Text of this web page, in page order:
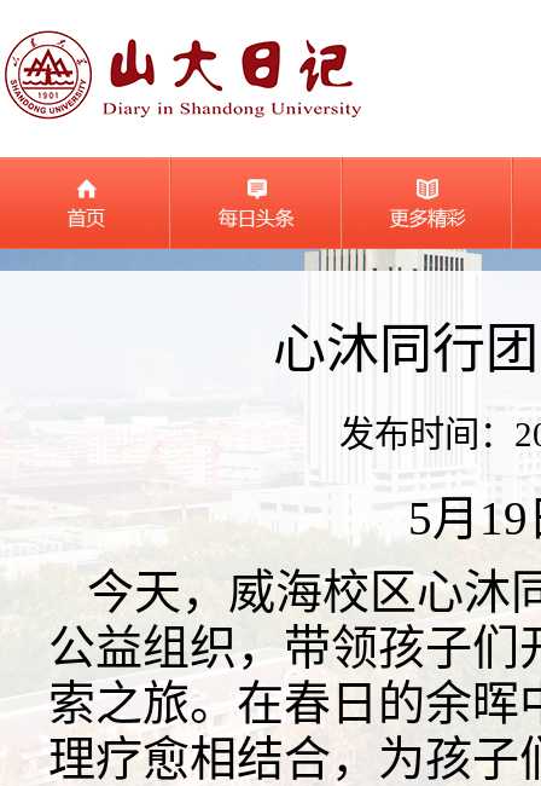
心沐同行
发布时间：
5月
今天，威海校区心沐
公益组织，带领孩子
索之旅。在春日的余
理疗愈相结合，为孩子